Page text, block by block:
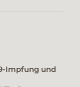
Impfung und